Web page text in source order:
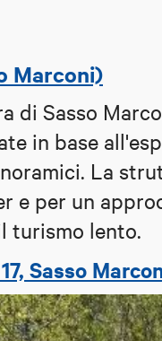
Marconi)
di Sasso
in base
La
e per un
turismo lento.
Sasso